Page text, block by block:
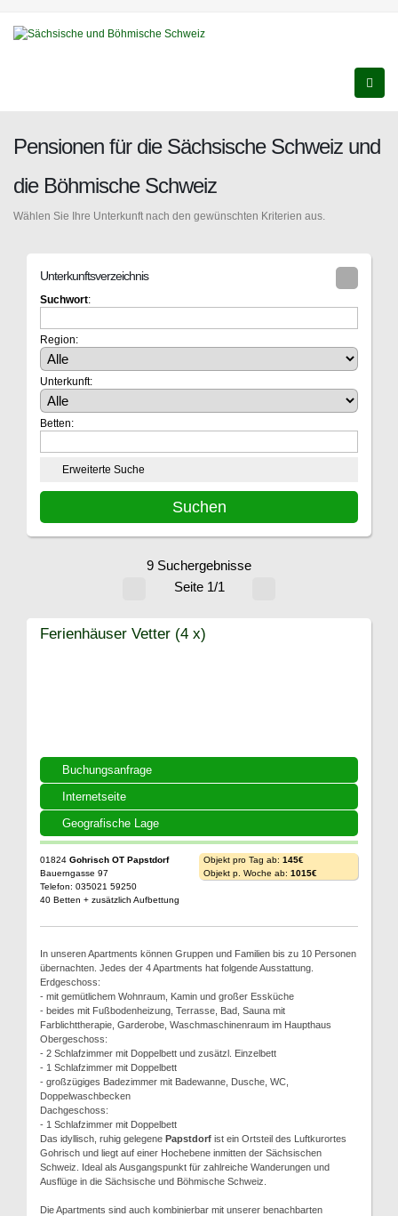
Pensionen für die Sächsische Schweiz und
die Böhmische Schweiz
Wählen Sie Ihre Unterkunft nach den gewünschten Kriterien aus.
Unterkunftsverzeichnis
Suchwort:
Region:
Unterkunft:
Betten:
Erweiterte Suche
9 Suchergebnisse
Seite 1/1
Buchungsanfrage
Internetseite
Geografische Lage
Ferienhäuser Vetter (4 x)
01824 Gohrisch OT Papstdorf
Bauerngasse 97
Telefon: 035021 59250
40 Betten + zusätzlich Aufbettung
Objekt pro Tag ab: 145€
Objekt p. Woche ab: 1015€
In unseren Apartments können Gruppen und Familien bis zu 10 Personen
übernachten. Jedes der 4 Apartments hat folgende Ausstattung.
Erdgeschoss:
- mit gemütlichem Wohnraum, Kamin und großer Essküche
- beides mit Fußbodenheizung, Terrasse, Bad, Sauna mit
Farblichttherapie, Garderobe, Waschmaschinenraum im Haupthaus
Obergeschoss:
- 2 Schlafzimmer mit Doppelbett und zusätzl. Einzelbett
- 1 Schlafzimmer mit Doppelbett
- großzügiges Badezimmer mit Badewanne, Dusche, WC,
Doppelwaschbecken
Dachgeschoss:
- 1 Schlafzimmer mit Doppelbett
Das idyllisch, ruhig gelegene Papstdorf ist ein Ortsteil des Luftkurortes
Gohrisch und liegt auf einer Hochebene inmitten der Sächsischen
Schweiz. Ideal als Ausgangspunkt für zahlreiche Wanderungen und
Ausflüge in die Sächsische und Böhmische Schweiz.
Die Apartments sind auch kombinierbar mit unserer benachbarten